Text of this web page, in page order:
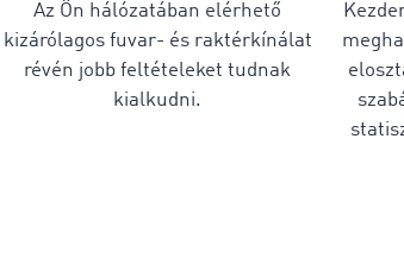
Az Ön hálózatában elérhető
kizárólagos fuvar- és raktérkínálat
révén jobb feltételeket tudnak
kialkudni.